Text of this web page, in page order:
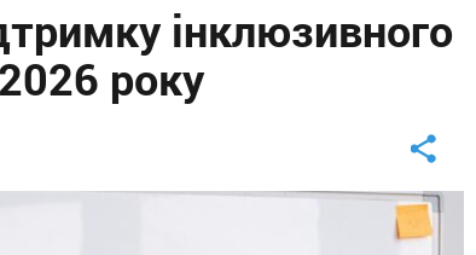
інклюзивного
року